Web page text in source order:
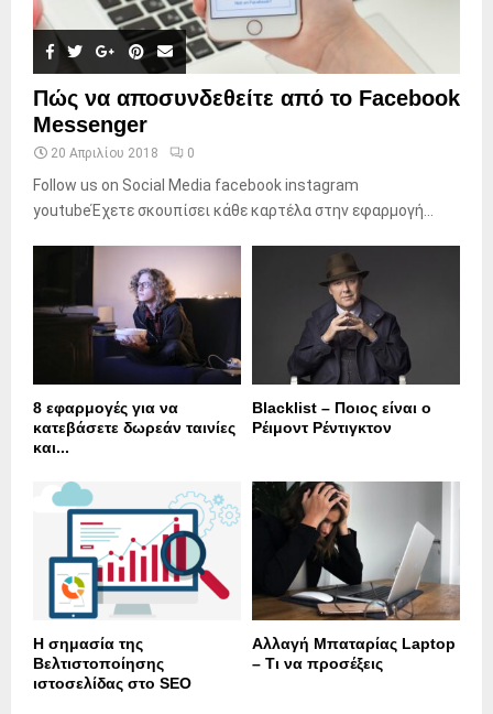
Πώς να αποσυνδεθείτε από το Facebook
Messenger
20 Απριλίου 2018 0
Follow us on Social Media facebook instagram
youtubeΈχετε σκουπίσει κάθε καρτέλα στην εφαρμογή...
8 εφαρμογές για να
κατεβάσετε δωρεάν ταινίες
και...
Blacklist – Ποιος είναι ο
Ρέιμοντ Ρέντιγκτον
Η σημασία της
Βελτιστοποίησης
ιστοσελίδας στο SEO
Αλλαγή Μπαταρίας Laptop
– Τι να προσέξεις